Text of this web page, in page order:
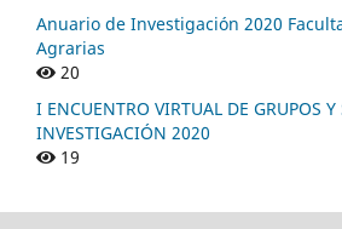
Anuario de Investigación 2020
Agrarias
20
I ENCUENTRO VIRTUAL DE GRUPOS Y
INVESTIGACIÓN 2020
19